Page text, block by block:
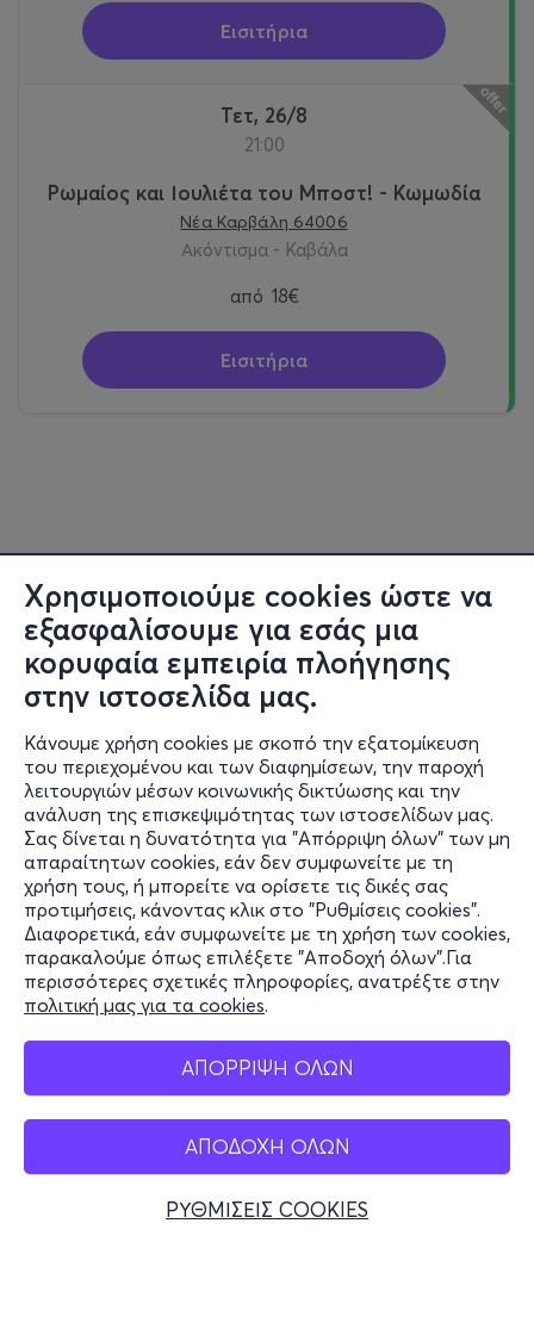
Χρησιμοποιούμε cookies ώστε να
εξασφαλίσουμε για εσάς μια
κορυφαία εμπειρία πλοήγησης
στην ιστοσελίδα μας.
Κάνουμε χρήση cookies με σκοπό την εξατομίκευση
του περιεχομένου και των διαφημίσεων, την παροχή
λειτουργιών μέσων κοινωνικής δικτύωσης και την
ανάλυση της επισκεψιμότητας των ιστοσελίδων μας.
Σας δίνεται η δυνατότητα για "Απόρριψη όλων" των μη
απαραίτητων cookies, εάν δεν συμφωνείτε με τη
χρήση τους, ή μπορείτε να ορίσετε τις δικές σας
προτιμήσεις, κάνοντας κλικ στο "Ρυθμίσεις cookies".
Διαφορετικά, εάν συμφωνείτε με τη χρήση των cookies,
παρακαλούμε όπως επιλέξετε "Αποδοχή όλων".Για
περισσότερες σχετικές πληροφορίες, ανατρέξτε στην
πολιτική μας για τα cookies.
ΑΠΟΡΡΙΨΗ ΟΛΩΝ
ΑΠΟΔΟΧΗ ΟΛΩΝ
ΡΥΘΜΙΣΕΙΣ COOKIES
Εισιτήρια
Τετ, 26/8
21:00
Ρωμαίος και Ιουλιέτα του Μποστ! - Κωμωδία
Νέα Καρβάλη 64006
Ακόντισμα - Καβάλα
από 18€
Εισιτήρια
Πληροφορίες
Υποστήριξη
Stay Connected
Mobile app